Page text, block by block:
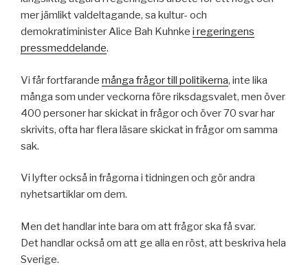
mer jämlikt valdeltagande, sa kultur- och
demokratiminister Alice Bah Kuhnke i regeringens
pressmeddelande.
Vi får fortfarande många frågor till politikerna, inte lika
många som under veckorna före riksdagsvalet, men över
400 personer har skickat in frågor och över 70 svar har
skrivits, ofta har flera läsare skickat in frågor om samma
sak.
Vi lyfter också in frågorna i tidningen och gör andra
nyhetsartiklar om dem.
Men det handlar inte bara om att frågor ska få svar.
Det handlar också om att ge alla en röst, att beskriva hela
Sverige.